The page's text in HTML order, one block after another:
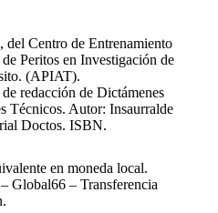
Centro de Entrenamiento
Peritos en Investigación de
(APIAT).
redacción de Dictámenes
Técnicos. Autor: Insaurralde
Doctos. ISBN.
en moneda local.
Global66 – Transferencia